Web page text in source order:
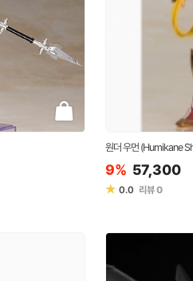
원더 우먼 (Humikane
9% 57,300
★ 0.0 리뷰0